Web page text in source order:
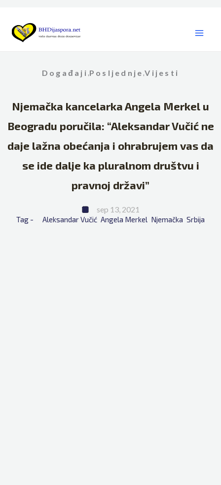
content
Događaji ,Posljednje ,Vijesti
Njemačka kancelarka Angela Merkel u
Beogradu poručila: “Aleksandar Vučić ne
daje lažna obećanja i ohrabrujem vas da
se ide dalje ka pluralnom društvu i
pravnoj državi”
sep 13, 2021
Tag - Aleksandar Vučić Angela Merkel Njemačka Srbija